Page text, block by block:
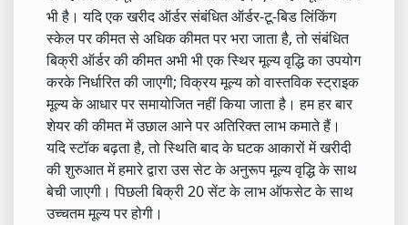
भी है। यदि एक खरीद ऑर्डर संबंधित ऑर्डर-टू-बिड लिंकिंग
स्केल पर कीमत से अधिक कीमत पर भरा जाता है, तो संबंधित
बिक्री ऑर्डर की कीमत अभी भी एक स्थिर मूल्य वृद्धि का उपयोग
करके निर्धारित की जाएगी; विक्रय मूल्य को वास्तविक स्ट्राइक
मूल्य के आधार पर समायोजित नहीं किया जाता है। हम हर बार
शेयर की कीमत में उछाल आने पर अतिरिक्त लाभ कमाते हैं।
यदि स्टॉक बढ़ता है, तो स्थिति बाद के घटक आकारों में खरीदी
की शुरुआत में हमारे द्वारा उस सेट के अनुरूप मूल्य वृद्धि के साथ
बेची जाएगी। पिछली बिक्री 20 सेंट के लाभ ऑफसेट के साथ
उच्चतम मूल्य पर होगी।